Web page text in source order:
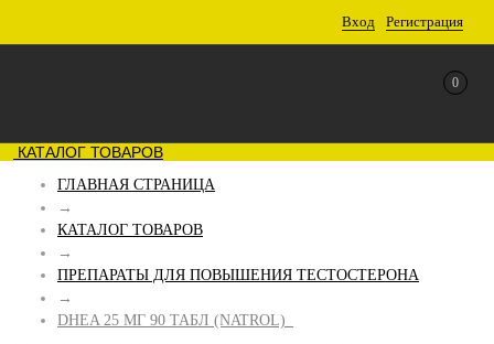
Вход Регистрация
0
КАТАЛОГ ТОВАРОВ
ГЛАВНАЯ СТРАНИЦА
→
КАТАЛОГ ТОВАРОВ
→
ПРЕПАРАТЫ ДЛЯ ПОВЫШЕНИЯ ТЕСТОСТЕРОНА
→
DHEA 25 МГ 90 ТАБЛ (NATROL)_